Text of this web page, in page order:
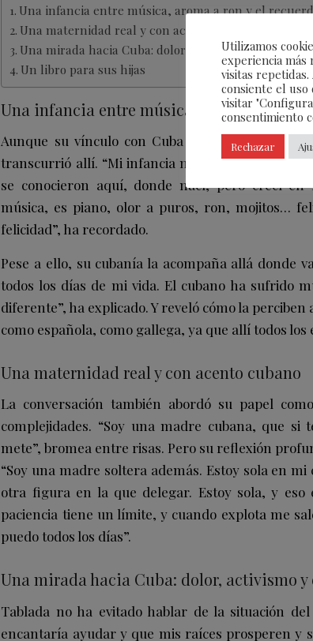
Una infancia entre música, aroma a ron y el
Una maternidad real y con acento cubano
Una mirada hacia Cuba: dolor, activismo y
Un libro para sus hijas
Una infancia entre música, aroma a ron y
Aunque su vínculo con Cuba es profundo,
transcurrió allí. “Mi infancia no fue en Cuba, mis
se conocieron aquí, donde nací, pero crecí
música, es piano, olor a puros, ron, mojitos…
felicidad”, ha recordado.
Pese a ello, su cubanía la acompaña allá donde
todos los días de mi vida. El cubano ha sufrido
diferente”, ha explicado. Y reveló cómo la perciben
como española, como gallega, ya que allí todos los
Una maternidad real y con acento cubano
La conversación también abordó su papel
complejidades. “Soy una madre cubana, que
mete”, bromea entre risas. Pero su reflexión
“Soy una madre soltera además. Estoy sola en
otra figura en la que delegar. Estoy sola, y
paciencia tiene un límite, y cuando explota me
puedo todos los días”.
Una mirada hacia Cuba: dolor, activismo y
Tablada no ha evitado hablar de la situación
encantaría ayudar y que mis raíces prosperen y
Utilizamos
experiencia
visitas
consiente el uso
visitar
consentimiento
Rechazar